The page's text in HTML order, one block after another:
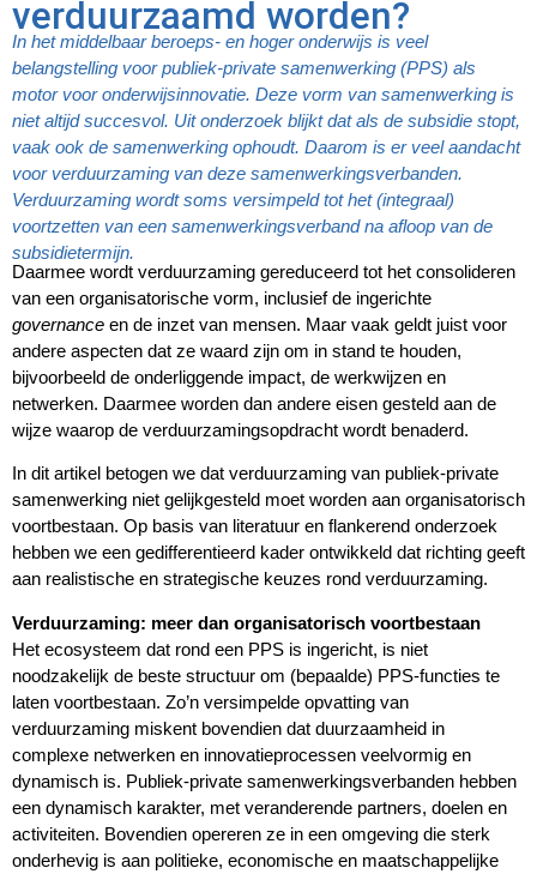
verduurzaamd worden?
In het middelbaar beroeps- en hoger onderwijs is veel
belangstelling voor publiek-private samenwerking (PPS) als
motor voor onderwijsinnovatie. Deze vorm van samenwerking is
niet altijd succesvol. Uit onderzoek blijkt dat als de subsidie stopt,
vaak ook de samenwerking ophoudt. Daarom is er veel aandacht
voor verduurzaming van deze samenwerkingsverbanden.
Verduurzaming wordt soms versimpeld tot het (integraal)
voortzetten van een samenwerkingsverband na afloop van de
subsidietermijn.
Daarmee wordt verduurzaming gereduceerd tot het consolideren
van een organisatorische vorm, inclusief de ingerichte
governance en de inzet van mensen. Maar vaak geldt juist voor
andere aspecten dat ze waard zijn om in stand te houden,
bijvoorbeeld de onderliggende impact, de werkwijzen en
netwerken. Daarmee worden dan andere eisen gesteld aan de
wijze waarop de verduurzamingsopdracht wordt benaderd.
In dit artikel betogen we dat verduurzaming van publiek-private
samenwerking niet gelijkgesteld moet worden aan organisatorisch
voortbestaan. Op basis van literatuur en flankerend onderzoek
hebben we een gedifferentieerd kader ontwikkeld dat richting geeft
aan realistische en strategische keuzes rond verduurzaming.
Verduurzaming: meer dan organisatorisch voortbestaan
Het ecosysteem dat rond een PPS is ingericht, is niet
noodzakelijk de beste structuur om (bepaalde) PPS-functies te
laten voortbestaan. Zo’n versimpelde opvatting van
verduurzaming miskent bovendien dat duurzaamheid in
complexe netwerken en innovatieprocessen veelvormig en
dynamisch is. Publiek-private samenwerkingsverbanden hebben
een dynamisch karakter, met veranderende partners, doelen en
activiteiten. Bovendien opereren ze in een omgeving die sterk
onderhevig is aan politieke, economische en maatschappelijke